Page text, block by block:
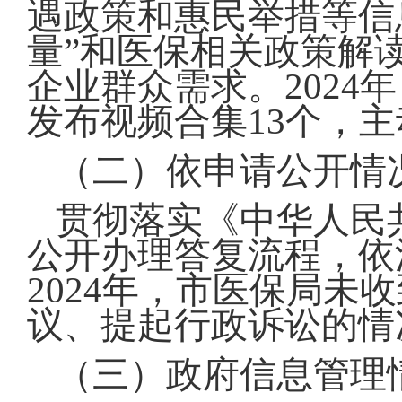
遇政策和惠民举措等
量”和医保相关政策解
企业群众需求。2024
发布视频合集13个，
（二）依申请公开情
贯彻落实《中华人
公开办理答复流程，
2024年，市医保局未
议、提起行政诉讼的
（三）政府信息管理